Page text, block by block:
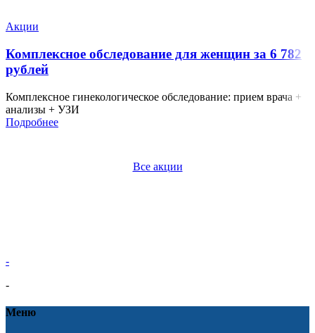
Акции
Комплексное обследование для женщин за 6 782
рублей
Комплексное гинекологическое обследование: прием врача +
анализы + УЗИ
Подробнее
Все акции
-
-
Меню